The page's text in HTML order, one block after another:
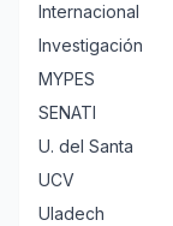
Internacional
Investigación
MYPES
SENATI
U. del Santa
UCV
Uladech